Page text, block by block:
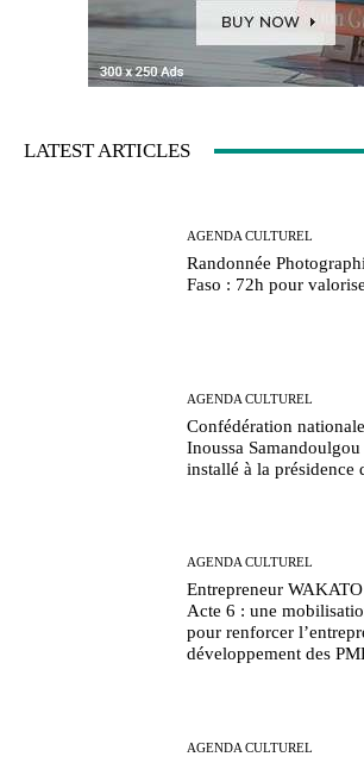
LATEST ARTICLES
AGENDA CULTUREL
Randonnée
Faso : 72h pour
AGENDA CULTUREL
Confédération
Inoussa
installé à la présidence
AGENDA CULTUREL
Entrepreneur
Acte 6 : une
pour renforcer
développement des
AGENDA CULTUREL